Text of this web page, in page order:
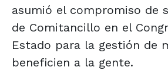
asumió el compromiso de
de Comitancillo en el
Estado para la gestión de
beneficien a la gente.